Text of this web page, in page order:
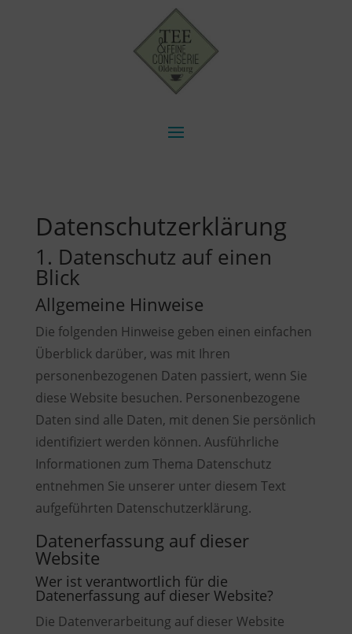
Datenschutz­erklärung
1. Datenschutz auf einen
Blick
Allgemeine Hinweise
Die folgenden Hinweise geben einen einfachen
Überblick darüber, was mit Ihren
personenbezogenen Daten passiert, wenn Sie
diese Website besuchen. Personenbezogene
Daten sind alle Daten, mit denen Sie persönlich
identifiziert werden können. Ausführliche
Informationen zum Thema Datenschutz
entnehmen Sie unserer unter diesem Text
aufgeführten Datenschutzerklärung.
Datenerfassung auf dieser
Website
Wer ist verantwortlich für die
Datenerfassung auf dieser Website?
Die Datenverarbeitung auf dieser Website